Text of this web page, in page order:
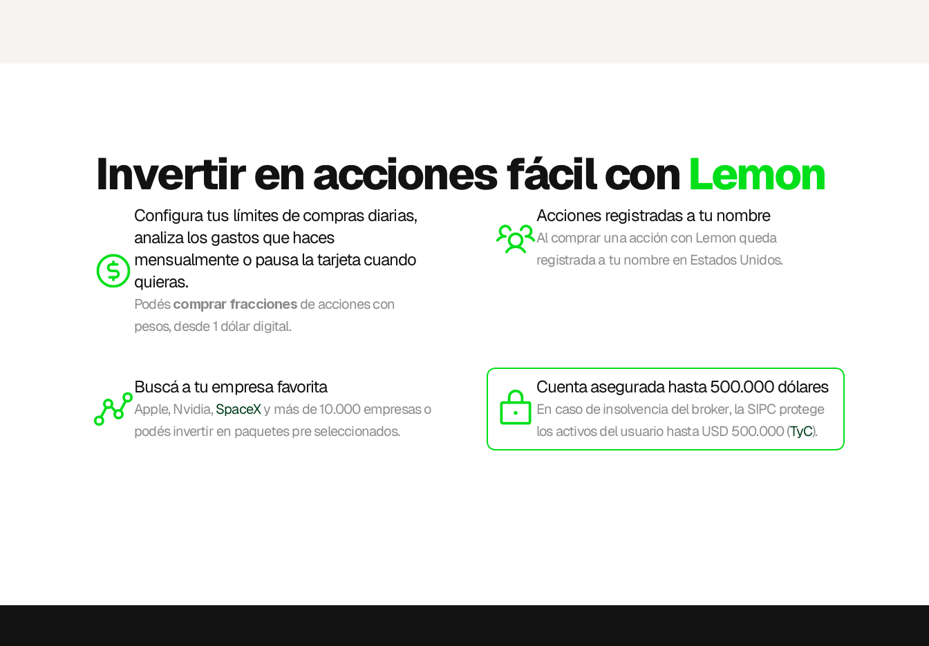
Invertir en acciones fácil con Lemon
Configura tus límites de compras diarias,
analiza los gastos que haces
mensualmente o pausa la tarjeta cuando
quieras.
Podés comprar fracciones de acciones con
pesos, desde 1 dólar digital.
Acciones registradas a tu nombre
Al comprar una acción con Lemon queda
registrada a tu nombre en Estados Unidos.
Buscá a tu empresa favorita
Apple, Nvidia, SpaceX y más de 10.000 empresas o
podés invertir en paquetes pre seleccionados.
Cuenta asegurada hasta 500.000 dólares
En caso de insolvencia del broker, la SIPC protege
los activos del usuario hasta USD 500.000 (TyC).